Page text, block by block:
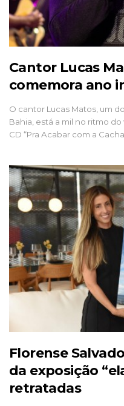
Cantor Lucas
comemora ano
O cantor Lucas Matos, um
Bahia, está a mil no ritmo
CD “Pra Acabar com a
Florense
da exposição
retratadas